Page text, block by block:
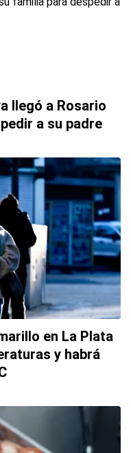
llegó a Rosario
a su padre
en La Plata
y habrá